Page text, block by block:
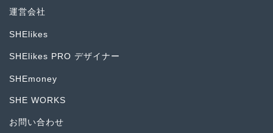
運営会社
SHElikes
SHElikes PRO デザイナー
SHEmoney
SHE WORKS
お問い合わせ